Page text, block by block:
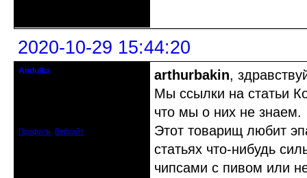
2020-10-29 15:44:20
Andulka
Профиль Вебсайт
arthurbakin,
Мы ссылки на статьи
что мы о них не знаем.
Этот товарищ любит
статьях что-нибудь
чипсами с пивом или